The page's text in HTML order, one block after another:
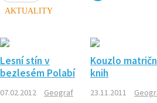
AKTUALITY
Lesní stín v
bezlesém Polabí
07.02.2012
Geograf
Kouzlo
knih
23.11.2011